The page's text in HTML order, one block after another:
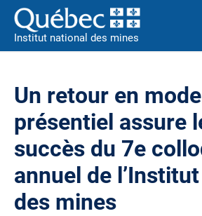
Institut national des mines
Un retour en mode
présentiel assure
succès du 7e
annuel de
des mines